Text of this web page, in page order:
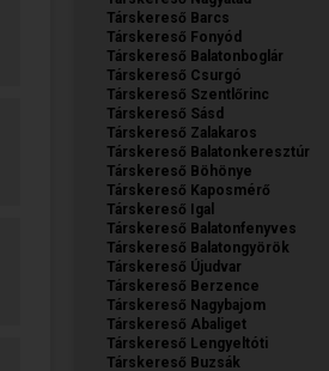
Társkereső Barcs
Társkereső Fonyód
Társkereső Balatonboglár
Társkereső Csurgó
Társkereső Szentlőrinc
Társkereső Sásd
Társkereső Zalakaros
Társkereső Balatonkeresztúr
Társkereső Böhönye
Társkereső Kaposmérő
Társkereső Igal
Társkereső Balatonfenyves
Társkereső Balatongyörök
Társkereső Újudvar
Társkereső Berzence
Társkereső Nagybajom
Társkereső Abaliget
Társkereső Lengyeltóti
Társkereső Buzsák